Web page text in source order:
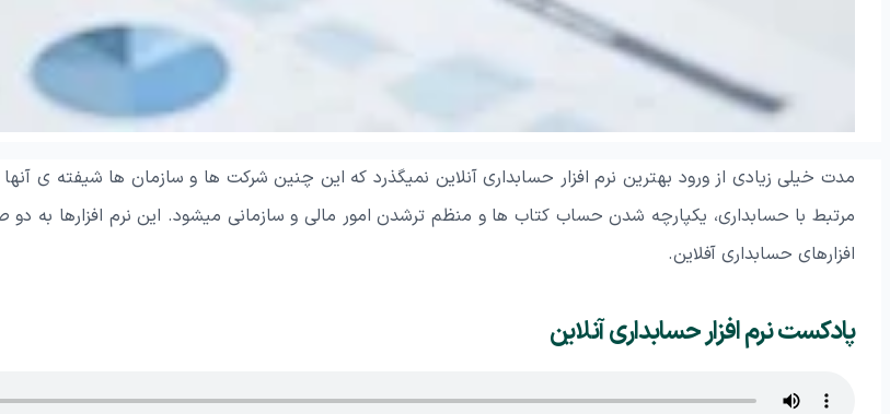
مدت خیلی زیادی از ورود بهترین نرم افزار حسابداری آنلاین نمیگذرد که این چنین شرکت ها و سازمان ها شیفته ی
مرتبط با حسابداری، یکپارچه شدن حساب کتاب ها و منظم ترشدن امور مالی و سازمانی میشود. این نرم افزارها به دو
افزارهای حسابداری آفلاین.
پادکست نرم افزار حسابداری آنلاین